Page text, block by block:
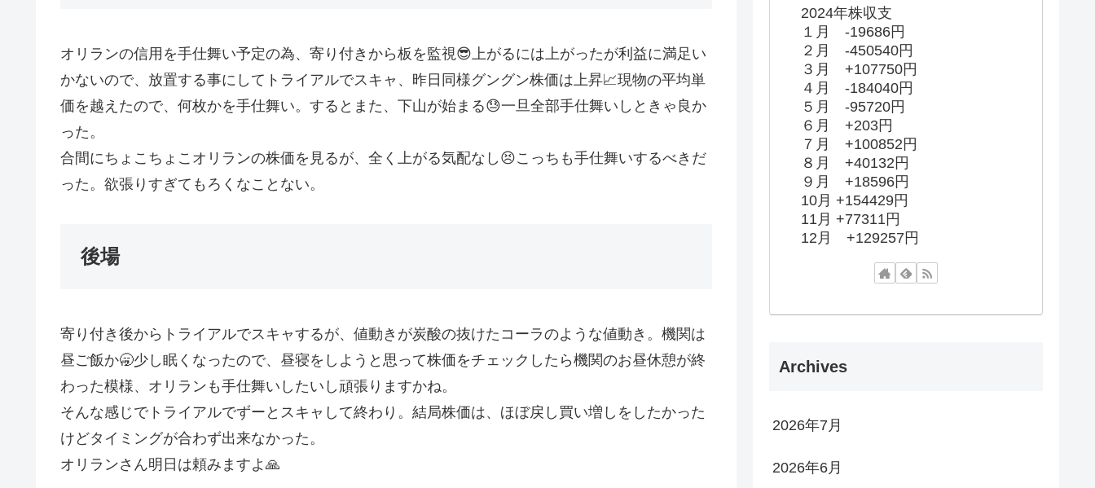
オリランの信用を手仕舞い予定の為、寄り付きから板を監視😎上がるには上がったが利益に満足い
かないので、放置する事にしてトライアルでスキャ、昨日同様グングン株価は上昇📈現物の平均単
価を越えたので、何枚かを手仕舞い。するとまた、下山が始まる😓一旦全部手仕舞いしときゃ良か
った。
合間にちょこちょこオリランの株価を見るが、全く上がる気配なし😣こっちも手仕舞いするべきだ
った。欲張りすぎてもろくなことない。
後場
寄り付き後からトライアルでスキャするが、値動きが炭酸の抜けたコーラのような値動き。機関は
昼ご飯か🥱少し眠くなったので、昼寝をしようと思って株価をチェックしたら機関のお昼休憩が終
わった模様、オリランも手仕舞いしたいし頑張りますかね。
そんな感じでトライアルでずーとスキャして終わり。結局株価は、ほぼ戻し買い増しをしたかった
けどタイミングが合わず出来なかった。
オリランさん明日は頼みますよ🙏
2024年株収支
１月 -19686円
２月 -450540円
３月 +107750円
４月 -184040円
５月 -95720円
６月 +203円
７月 +100852円
８月 +40132円
９月 +18596円
10月 +154429円
11月 +77311円
12月 +129257円
Archives
2026年7月
2026年6月